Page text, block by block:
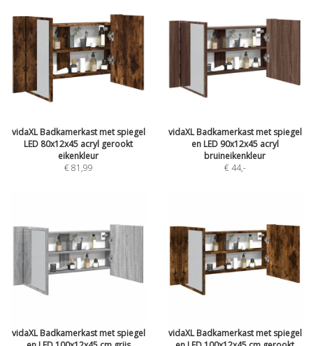
vidaXL Badkamerkast met spiegel
LED 80x12x45 acryl gerookt
eikenkleur
€ 81,99
vidaXL Badkamerkast met spiegel
en LED 90x12x45 acryl
bruineikenkleur
€ 44,-
vidaXL Badkamerkast met spiegel
vidaXL Badkamerkast met spiegel